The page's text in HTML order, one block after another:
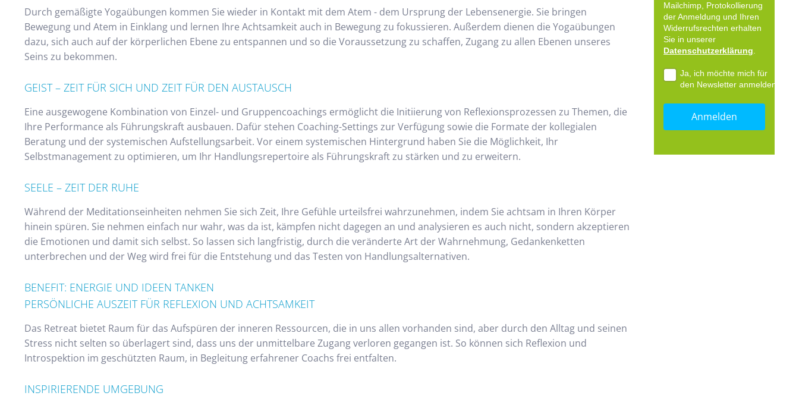
Durch gemäßigte Yogaübungen kommen Sie wieder in Kontakt mit dem Atem - dem Ursprung der Lebensenergie. Sie bringen
Bewegung und Atem in Einklang und lernen Ihre Achtsamkeit auch in Bewegung zu fokussieren. Außerdem dienen die Yogaübungen
dazu, sich auch auf der körperlichen Ebene zu entspannen und so die Voraussetzung zu schaffen, Zugang zu allen Ebenen unseres
Seins zu bekommen.
GEIST – ZEIT FÜR SICH UND ZEIT FÜR DEN AUSTAUSCH
Eine ausgewogene Kombination von Einzel- und Gruppencoachings ermöglicht die Initiierung von Reflexionsprozessen zu Themen, die
Ihre Performance als Führungskraft ausbauen. Dafür stehen Coaching-Settings zur Verfügung sowie die Formate der kollegialen
Beratung und der systemischen Aufstellungsarbeit. Vor einem systemischen Hintergrund haben Sie die Möglichkeit, Ihr
Selbstmanagement zu optimieren, um Ihr Handlungsrepertoire als Führungskraft zu stärken und zu erweitern.
SEELE – ZEIT DER RUHE
Während der Meditationseinheiten nehmen Sie sich Zeit, Ihre Gefühle urteilsfrei wahrzunehmen, indem Sie achtsam in Ihren Körper
hinein spüren. Sie nehmen einfach nur wahr, was da ist, kämpfen nicht dagegen an und analysieren es auch nicht, sondern akzeptieren
die Emotionen und damit sich selbst. So lassen sich langfristig, durch die veränderte Art der Wahrnehmung, Gedankenketten
unterbrechen und der Weg wird frei für die Entstehung und das Testen von Handlungsalternativen.
BENEFIT: ENERGIE UND IDEEN TANKEN
PERSÖNLICHE AUSZEIT FÜR REFLEXION UND ACHTSAMKEIT
Das Retreat bietet Raum für das Aufspüren der inneren Ressourcen, die in uns allen vorhanden sind, aber durch den Alltag und seinen
Stress nicht selten so überlagert sind, dass uns der unmittelbare Zugang verloren gegangen ist. So können sich Reflexion und
Introspektion im geschützten Raum, in Begleitung erfahrener Coachs frei entfalten.
INSPIRIERENDE UMGEBUNG
Mailchimp, Protokollierung
der Anmeldung und Ihren
Widerrufsrechten erhalten
Sie in unserer
Datenschutzerklärung.
Ja, ich möchte mich für
den Newsletter anmelden.